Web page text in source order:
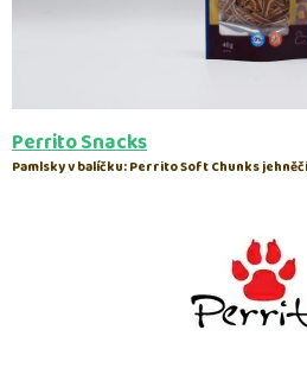
Perrito Snacks
Pamlsky v balíčku: Perrito Soft Chunks jehněčí